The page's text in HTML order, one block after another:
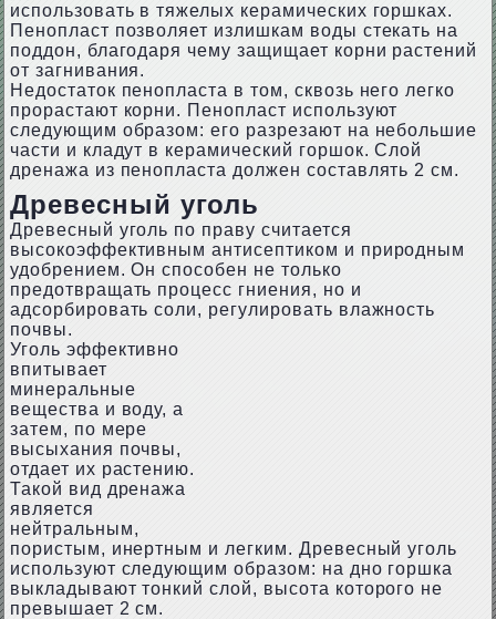
использовать в тяжелых керамических горшках.
Пенопласт позволяет излишкам воды стекать на
поддон, благодаря чему защищает корни растений
от загнивания.
Недостаток пенопласта в том, сквозь него легко
прорастают корни. Пенопласт используют
следующим образом: его разрезают на небольшие
части и кладут в керамический горшок. Слой
дренажа из пенопласта должен составлять 2 см.
Древесный уголь
Древесный уголь по праву считается
высокоэффективным антисептиком и природным
удобрением. Он способен не только
предотвращать процесс гниения, но и
адсорбировать соли, регулировать влажность
почвы.
Уголь эффективно
впитывает
минеральные
вещества и воду, а
затем, по мере
высыхания почвы,
отдает их растению.
Такой вид дренажа
является
нейтральным,
пористым, инертным и легким. Древесный уголь
используют следующим образом: на дно горшка
выкладывают тонкий слой, высота которого не
превышает 2 см.